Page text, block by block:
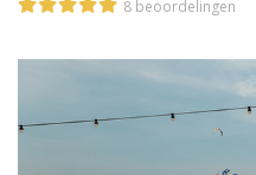
8 beoordelingen